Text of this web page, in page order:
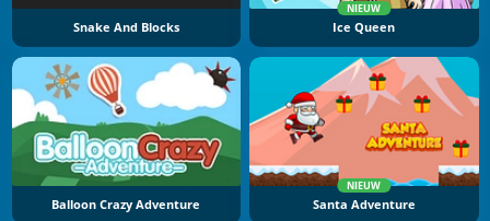
Snake And Blocks
NIEUW
Ice Queen
Balloon Crazy Adventure
NIEUW
Santa Adventure